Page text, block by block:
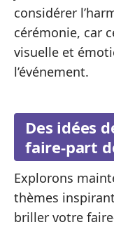
considérer
cérémonie, car
visuelle et
l’événement.
Des idées
faire-part
Explorons
thèmes
briller votre